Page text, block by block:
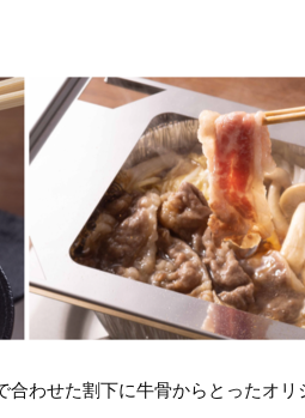
わせた割下に牛骨からとったオ